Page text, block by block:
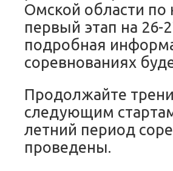
Омской области по
первый этап на 26-
подробная
соревнованиях
Продолжайте
следующим
летний период
проведены.